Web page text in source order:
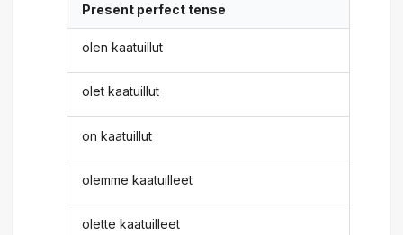
Present perfect tense
olen kaatuillut
olet kaatuillut
on kaatuillut
olemme kaatuilleet
olette kaatuilleet